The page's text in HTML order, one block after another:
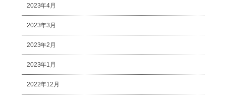
2023年4月
2023年3月
2023年2月
2023年1月
2022年12月